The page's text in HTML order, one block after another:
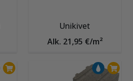
Unikivet
Alk. 21,95 €/m²